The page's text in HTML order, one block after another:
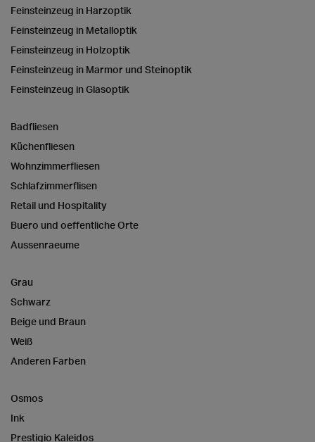
Feinsteinzeug in Harzoptik
Feinsteinzeug in Metalloptik
Feinsteinzeug in Holzoptik
Feinsteinzeug in Marmor und Steinoptik
Feinsteinzeug in Glasoptik
Badfliesen
Küchenfliesen
Wohnzimmerfliesen
Schlafzimmerflisen
Retail und Hospitality
Buero und oeffentliche Orte
Aussenraeume
Grau
Schwarz
Beige und Braun
Weiß
Anderen Farben
Osmos
Ink
Prestigio Kaleidos